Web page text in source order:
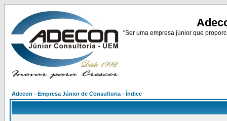
"Ser uma empresa júnior que
Adecon - Empresa Júnior de Consultoria - Índice